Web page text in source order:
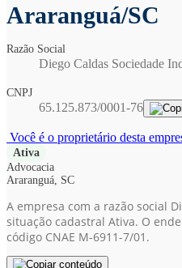
Araranguá/SC
Razão Social
Diego Caldas Sociedade
CNPJ
65.125.873/0001-76
Você é o proprietário desta
Ativa
Advocacia
Araranguá, SC
A empresa com a razão social
situação cadastral Ativa. O
código CNAE M-6911-7/01.